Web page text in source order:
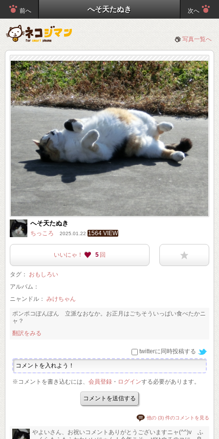
前へ へそ天たぬき 次へ
写真一覧へ
へそ天たぬき
ちっころ 2025.01.22 1564 VIEW
いいにゃ！ 5 回
タグ：
おもしろい
アルバム：
ニャンドル： みけちゃん
ポンポコぽんぽん 立派なおなか。お正月はごちそういっぱい食べたかニ
ャ？
翻訳をみる
twitterに同時投稿する
※コメントを書き込むには、 会員登録 ・ ログインする必要があります。
他の (3) 件のコメントを見る
やよいさん、お祝いコメントありがとうございますニャ(^^)v ふ